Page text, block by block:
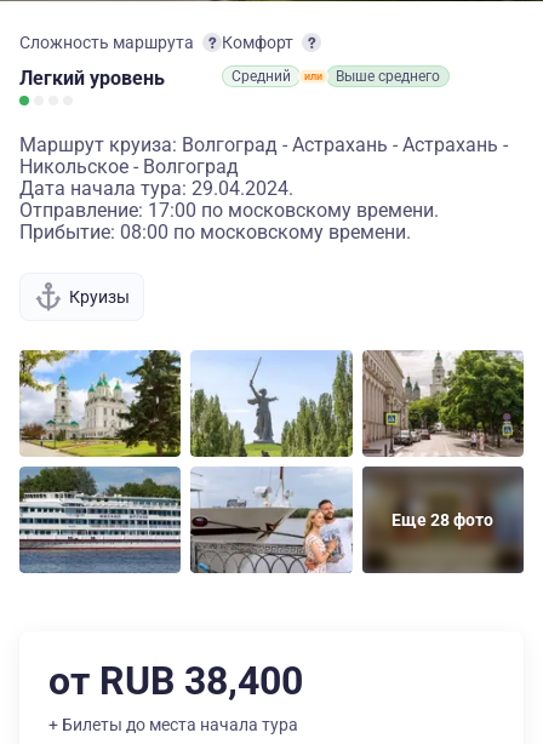
Сложность маршрута
Легкий уровень
Комфорт
Средний Выше среднего
Маршрут круиза: Волгоград - Астрахань - Астрахань -
Никольское - Волгоград
Дата начала тура: 29.04.2024.
Отправление: 17:00 по московскому времени.
Прибытие: 08:00 по московскому времени.
Круизы
Еще 28 фото
от RUB 38,400
+ Билеты до места начала тура